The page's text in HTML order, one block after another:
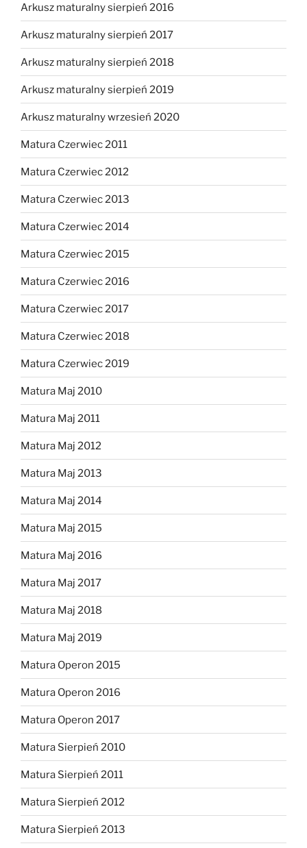
Arkusz maturalny sierpień 2016
Arkusz maturalny sierpień 2017
Arkusz maturalny sierpień 2018
Arkusz maturalny sierpień 2019
Arkusz maturalny wrzesień 2020
Matura Czerwiec 2011
Matura Czerwiec 2012
Matura Czerwiec 2013
Matura Czerwiec 2014
Matura Czerwiec 2015
Matura Czerwiec 2016
Matura Czerwiec 2017
Matura Czerwiec 2018
Matura Czerwiec 2019
Matura Maj 2010
Matura Maj 2011
Matura Maj 2012
Matura Maj 2013
Matura Maj 2014
Matura Maj 2015
Matura Maj 2016
Matura Maj 2017
Matura Maj 2018
Matura Maj 2019
Matura Operon 2015
Matura Operon 2016
Matura Operon 2017
Matura Sierpień 2010
Matura Sierpień 2011
Matura Sierpień 2012
Matura Sierpień 2013